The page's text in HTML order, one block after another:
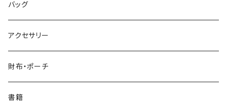
バッグ
アクセサリー
財布・ポーチ
書籍